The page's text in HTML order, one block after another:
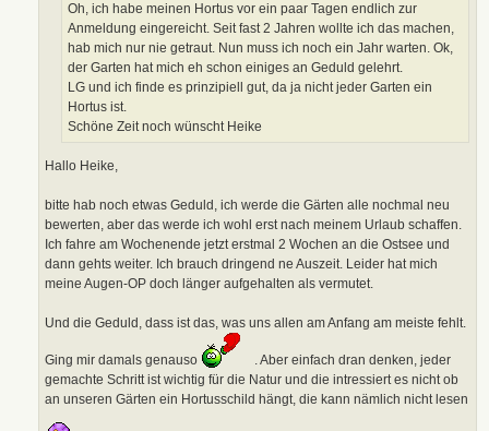
Oh, ich habe meinen Hortus vor ein paar Tagen endlich zur
Anmeldung eingereicht. Seit fast 2 Jahren wollte ich das machen,
hab mich nur nie getraut. Nun muss ich noch ein Jahr warten. Ok,
der Garten hat mich eh schon einiges an Geduld gelehrt.
LG und ich finde es prinzipiell gut, da ja nicht jeder Garten ein
Hortus ist.
Schöne Zeit noch wünscht Heike
Hallo Heike,
bitte hab noch etwas Geduld, ich werde die Gärten alle nochmal neu
bewerten, aber das werde ich wohl erst nach meinem Urlaub schaffen.
Ich fahre am Wochenende jetzt erstmal 2 Wochen an die Ostsee und
dann gehts weiter. Ich brauch dringend ne Auszeit. Leider hat mich
meine Augen-OP doch länger aufgehalten als vermutet.
Und die Geduld, dass ist das, was uns allen am Anfang am meiste fehlt.
Ging mir damals genauso
. Aber einfach dran denken, jeder
gemachte Schritt ist wichtig für die Natur und die intressiert es nicht ob
an unseren Gärten ein Hortusschild hängt, die kann nämlich nicht lesen